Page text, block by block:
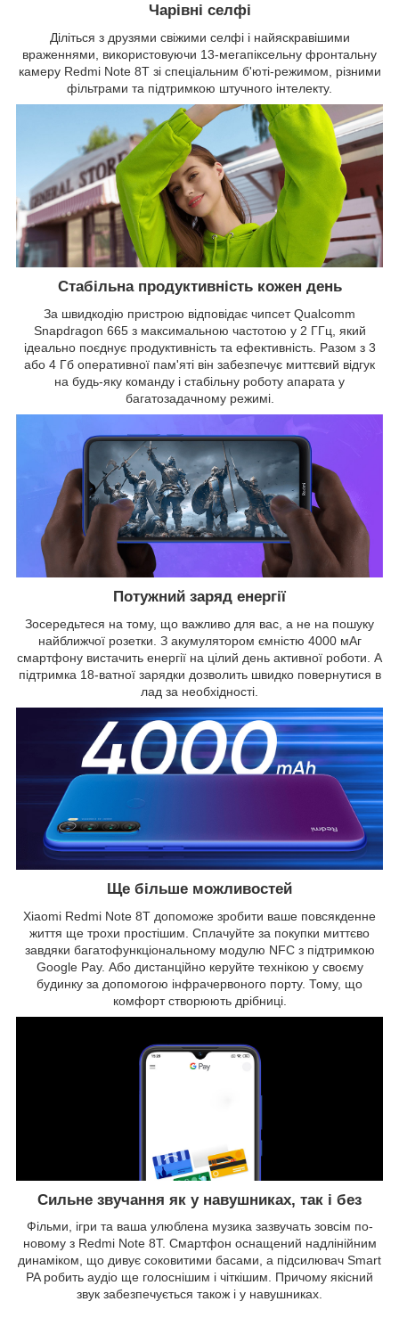
Чарівні селфі
Діліться з друзями свіжими селфі і найяскравішими
враженнями, використовуючи 13-мегапіксельну фронтальну
камеру Redmi Note 8Т зі спеціальним б'юті-режимом, різними
фільтрами та підтримкою штучного інтелекту.
Стабільна продуктивність кожен день
За швидкодію пристрою відповідає чипсет Qualcomm
Snapdragon 665 з максимальною частотою у 2 ГГц, який
ідеально поєднує продуктивність та ефективність. Разом з 3
або 4 Гб оперативної пам'яті він забезпечує миттєвий відгук
на будь-яку команду і стабільну роботу апарата у
багатозадачному режимі.
Потужний заряд енергії
Зосередьтеся на тому, що важливо для вас, а не на пошуку
найближчої розетки. З акумулятором ємністю 4000 мАг
смартфону вистачить енергії на цілий день активної роботи. А
підтримка 18-ватної зарядки дозволить швидко повернутися в
лад за необхідності.
Ще більше можливостей
Xiaomi Redmi Note 8Т допоможе зробити ваше повсякденне
життя ще трохи простішим. Сплачуйте за покупки миттєво
завдяки багатофункціональному модулю NFC з підтримкою
Google Pay. Або дистанційно керуйте технікою у своєму
будинку за допомогою інфрачервоного порту. Тому, що
комфорт створюють дрібниці.
Сильне звучання як у навушниках, так і без
Фільми, ігри та ваша улюблена музика зазвучать зовсім по-
новому з Redmi Note 8Т. Смартфон оснащений надлінійним
динаміком, що дивує соковитими басами, а підсилювач Smart
PA робить аудіо ще голоснішим і чіткішим. Причому якісний
звук забезпечується також і у навушниках.